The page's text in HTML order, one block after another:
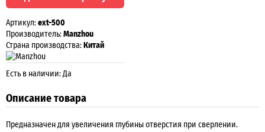
Артикул:ext-500
Производитель:Manzhou
Страна производства:Китай
Есть в наличии: Да
Описание товара
Предназначен для увеличения глубины отверстия при сверлении.